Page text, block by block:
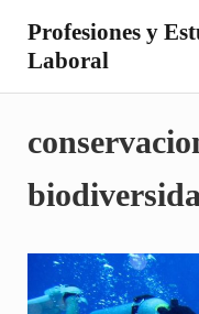
Profesiones y
Laboral